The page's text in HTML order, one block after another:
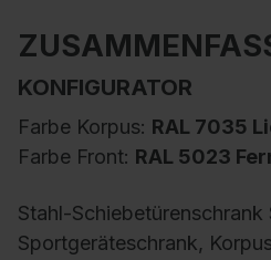
KONFIGURATOR
Farbe Korpus: RAL 7035
Farbe Front: RAL 5023
Stahl-Schiebetürenschrank
Sportgeräteschrank,